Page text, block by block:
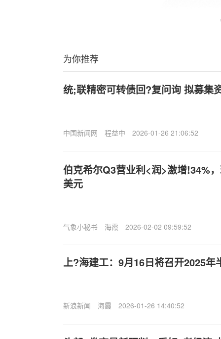
为你推荐
统;联精密可转债回?复问询 拟募集
中国新闻网 程益中 2026-01-26 21:06:52
伯克希尔Q3营业利<润>激增!34%
美元
气象小秘书 海霞 2026-02-02 09:59:52
上?海建工：9月16日将召开2025年
新浪新闻 海霞 2026-01-26 14:40:52